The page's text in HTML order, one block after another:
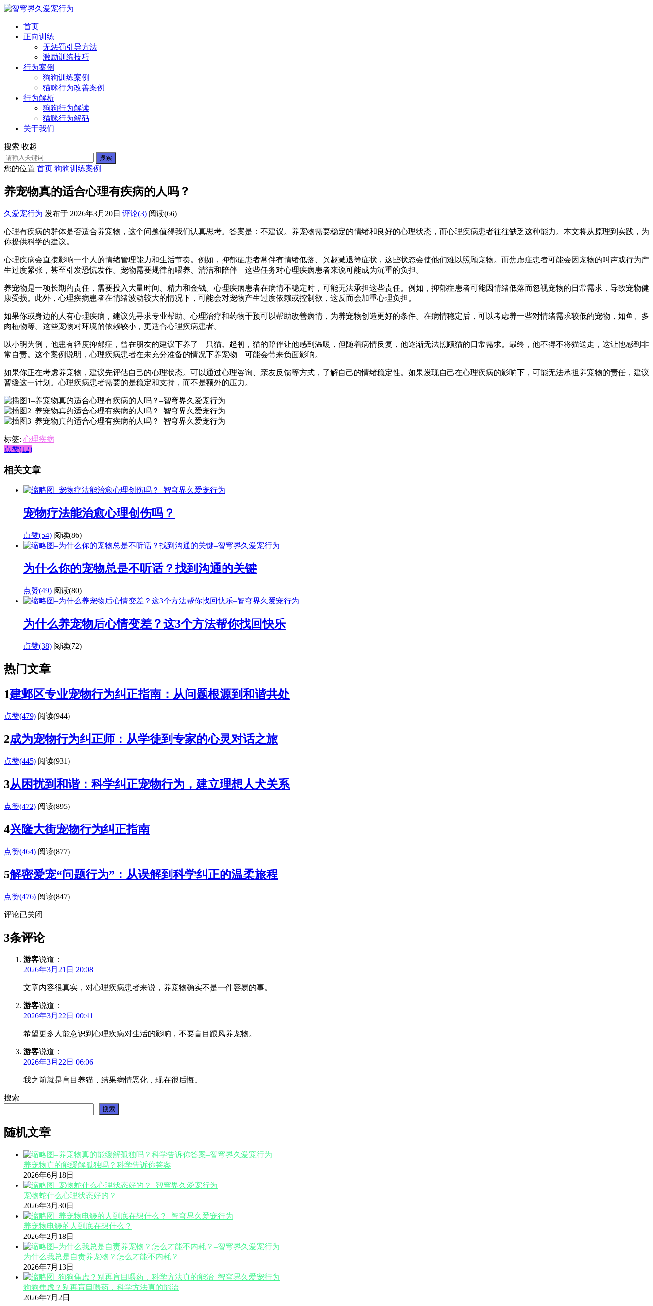
首页
正向训练
无惩罚引导方法
激励训练技巧
行为案例
狗狗训练案例
猫咪行为改善案例
行为解析
狗狗行为解读
猫咪行为解码
关于我们
搜索 收起
搜索
您的位置 首页 狗狗训练案例
养宠物真的适合心理有疾病的人吗？
久爱宠行为 发布于 2026年3月20日 评论(3) 阅读(66)
心理有疾病的群体是否适合养宠物，这个问题值得我们认真思考。答案是：不建议。养宠物需要稳定的情绪和良好的心理状态，而心理疾病患者往往缺乏这种能力。本文将从原理到实践，为
你提供科学的建议。
心理疾病会直接影响一个人的情绪管理能力和生活节奏。例如，抑郁症患者常伴有情绪低落、兴趣减退等症状，这些状态会使他们难以照顾宠物。而焦虑症患者可能会因宠物的叫声或行为产
生过度紧张，甚至引发恐慌发作。宠物需要规律的喂养、清洁和陪伴，这些任务对心理疾病患者来说可能成为沉重的负担。
养宠物是一项长期的责任，需要投入大量时间、精力和金钱。心理疾病患者在病情不稳定时，可能无法承担这些责任。例如，抑郁症患者可能因情绪低落而忽视宠物的日常需求，导致宠物健
康受损。此外，心理疾病患者在情绪波动较大的情况下，可能会对宠物产生过度依赖或控制欲，这反而会加重心理负担。
如果你或身边的人有心理疾病，建议先寻求专业帮助。心理治疗和药物干预可以帮助改善病情，为养宠物创造更好的条件。在病情稳定后，可以考虑养一些对情绪需求较低的宠物，如鱼、多
肉植物等。这些宠物对环境的依赖较小，更适合心理疾病患者。
以小明为例，他患有轻度抑郁症，曾在朋友的建议下养了一只猫。起初，猫的陪伴让他感到温暖，但随着病情反复，他逐渐无法照顾猫的日常需求。最终，他不得不将猫送走，这让他感到非
常自责。这个案例说明，心理疾病患者在未充分准备的情况下养宠物，可能会带来负面影响。
如果你正在考虑养宠物，建议先评估自己的心理状态。可以通过心理咨询、亲友反馈等方式，了解自己的情绪稳定性。如果发现自己在心理疾病的影响下，可能无法承担养宠物的责任，建议
暂缓这一计划。心理疾病患者需要的是稳定和支持，而不是额外的压力。
标签: 心理疾病
点赞(12)
相关文章
宠物疗法能治愈心理创伤吗？
点赞(54) 阅读(86)
为什么你的宠物总是不听话？找到沟通的关键
点赞(49) 阅读(80)
为什么养宠物后心情变差？这3个方法帮你找回快乐
点赞(38) 阅读(72)
热门文章
1建邺区专业宠物行为纠正指南：从问题根源到和谐共处
点赞(479) 阅读(944)
2成为宠物行为纠正师：从学徒到专家的心灵对话之旅
点赞(445) 阅读(931)
3从困扰到和谐：科学纠正宠物行为，建立理想人犬关系
点赞(472) 阅读(895)
4兴隆大街宠物行为纠正指南
点赞(464) 阅读(877)
5解密爱宠“问题行为”：从误解到科学纠正的温柔旅程
点赞(476) 阅读(847)
评论已关闭
3条评论
游客说道：
2026年3月21日 20:08
文章内容很真实，对心理疾病患者来说，养宠物确实不是一件容易的事。
游客说道：
2026年3月22日 00:41
希望更多人能意识到心理疾病对生活的影响，不要盲目跟风养宠物。
游客说道：
2026年3月22日 06:06
我之前就是盲目养猫，结果病情恶化，现在很后悔。
搜索
搜索
随机文章
养宠物真的能缓解孤独吗？科学告诉你答案
2026年6月18日
宠物蛇什么心理状态好的？
2026年3月30日
养宠物电鳗的人到底在想什么？
2026年2月18日
为什么我总是自责养宠物？怎么才能不内耗？
2026年7月13日
狗狗焦虑？别再盲目喂药，科学方法真的能治
2026年7月2日